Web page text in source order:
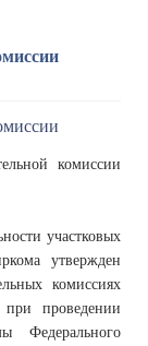
комиссии
участковых
утвержден
комиссиях
при проведении
Федерального